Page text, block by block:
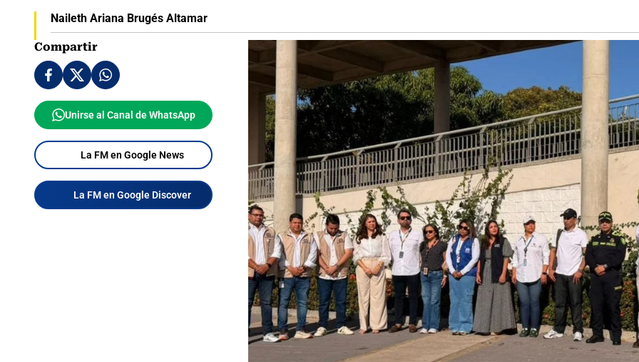
Naileth Ariana Brugés Altamar
Compartir
Unirse al Canal de WhatsApp
La FM en Google News
La FM en Google Discover